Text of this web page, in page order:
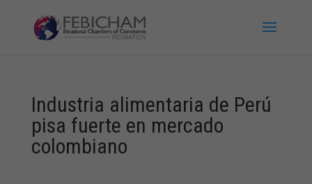
Industria alimentaria de Perú
pisa fuerte en mercado
colombiano